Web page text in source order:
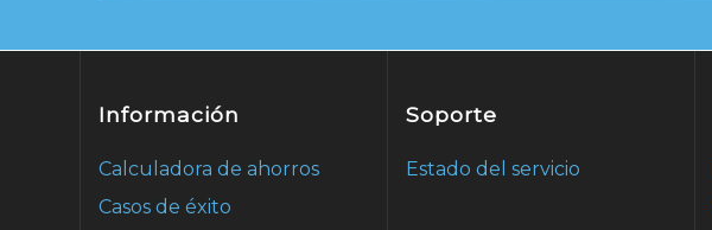
Información
Calculadora de ahorros
Casos de éxito
Soporte
Estado del servicio